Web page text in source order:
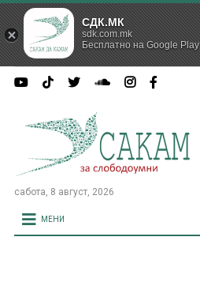
сабота, 8 август, 2026
МЕНИ
СДК.МК
sdk.com.mk
Бесплатно на Google Play